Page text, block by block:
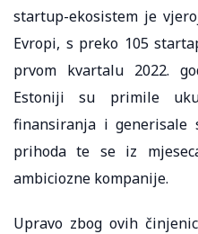
startup-ekosistem je
Evropi, s preko 105
prvom kvartalu 2022.
Estoniji su primile
finansiranja i generisale
prihoda te se iz
ambiciozne kompanije.
Upravo zbog ovih